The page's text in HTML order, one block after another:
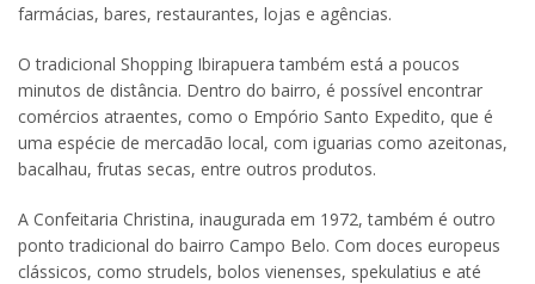
farmácias, bares, restaurantes, lojas e agências.
O tradicional Shopping Ibirapuera também está a poucos
minutos de distância. Dentro do bairro, é possível encontrar
comércios atraentes, como o Empório Santo Expedito, que é
uma espécie de mercadão local, com iguarias como azeitonas,
bacalhau, frutas secas, entre outros produtos.
A Confeitaria Christina, inaugurada em 1972, também é outro
ponto tradicional do bairro Campo Belo. Com doces europeus
clássicos, como strudels, bolos vienenses, spekulatius e até